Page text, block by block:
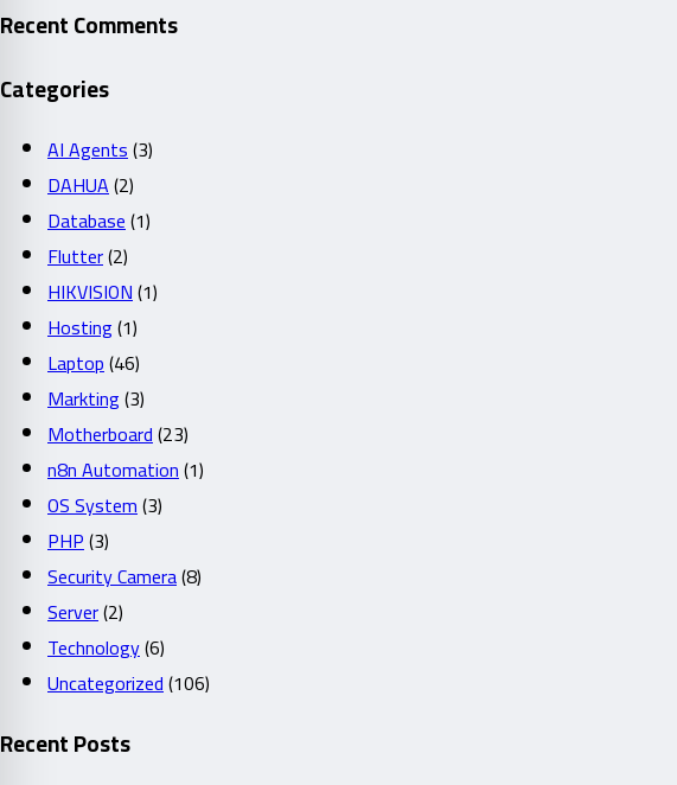
Recent Comments
Categories
AI Agents(3)
DAHUA(2)
Database(1)
Flutter(2)
HIKVISION(1)
Hosting(1)
Laptop(46)
Markting(3)
Motherboard(23)
n8n Automation(1)
OS System(3)
PHP(3)
Security Camera(8)
Server(2)
Technology(6)
Uncategorized(106)
Recent Posts